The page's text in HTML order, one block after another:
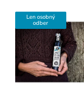
Len osobný
odber